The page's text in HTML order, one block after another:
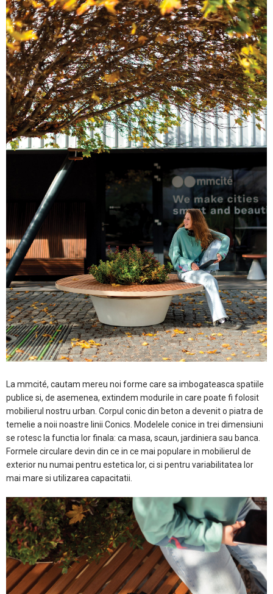
La mmcité, cautam mereu noi forme care sa imbogateasca spatiile
publice si, de asemenea, extindem modurile in care poate fi folosit
mobilierul nostru urban. Corpul conic din beton a devenit o piatra de
temelie a noii noastre linii Conics. Modelele conice in trei dimensiuni
se rotesc la functia lor finala: ca masa, scaun, jardiniera sau banca.
Formele circulare devin din ce in ce mai populare in mobilierul de
exterior nu numai pentru estetica lor, ci si pentru variabilitatea lor
mai mare si utilizarea capacitatii.